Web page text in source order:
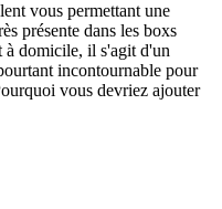
vous permettant une
présente dans les boxs
à domicile, il s'agit d'un
incontournable pour
vous devriez ajouter